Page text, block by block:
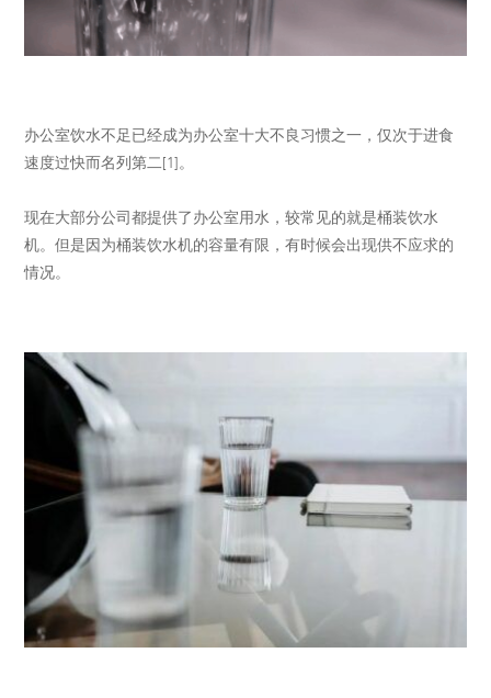
办公室饮水不足已经成为办公室十大不良习惯之一，仅次于进食
速度过快而名列第二[1]。
现在大部分公司都提供了办公室用水，较常见的就是桶装饮水
机。但是因为桶装饮水机的容量有限，有时候会出现供不应求的
情况。